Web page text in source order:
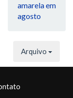
amarela em
agosto
Arquivo